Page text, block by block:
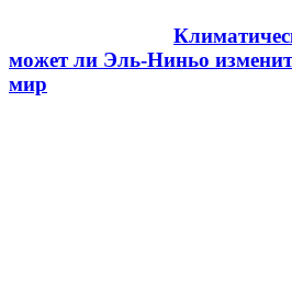
может ли Эль-Ниньо
мир